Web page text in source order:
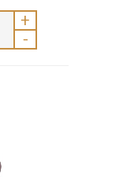
+
-